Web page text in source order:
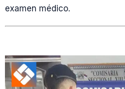
examen médico.